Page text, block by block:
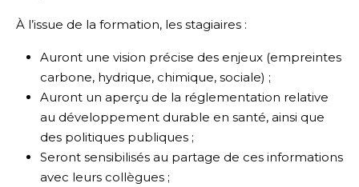
À l’issue de la formation, les stagiaires :
Auront une vision précise des enjeux (empreintes
carbone, hydrique, chimique, sociale) ;
Auront un aperçu de la réglementation relative
au développement durable en santé, ainsi que
des politiques publiques ;
Seront sensibilisés au partage de ces informations
avec leurs collègues ;